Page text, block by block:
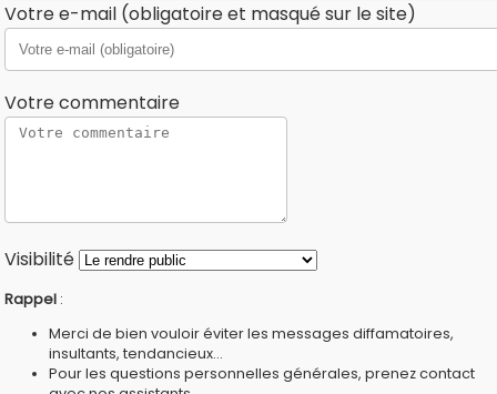
Votre e-mail (obligatoire et masqué sur le site)
Votre commentaire
Visibilité
Rappel :
Merci de bien vouloir éviter les messages diffamatoires,
insultants, tendancieux...
Pour les questions personnelles générales, prenez contact